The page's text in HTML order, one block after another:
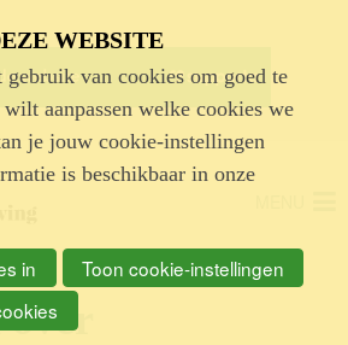
WEBSITE
gebruik van cookies om goed te
aanpassen welke cookies we
je jouw cookie-instellingen
is beschikbaar in onze
in
Toon cookie-instellingen